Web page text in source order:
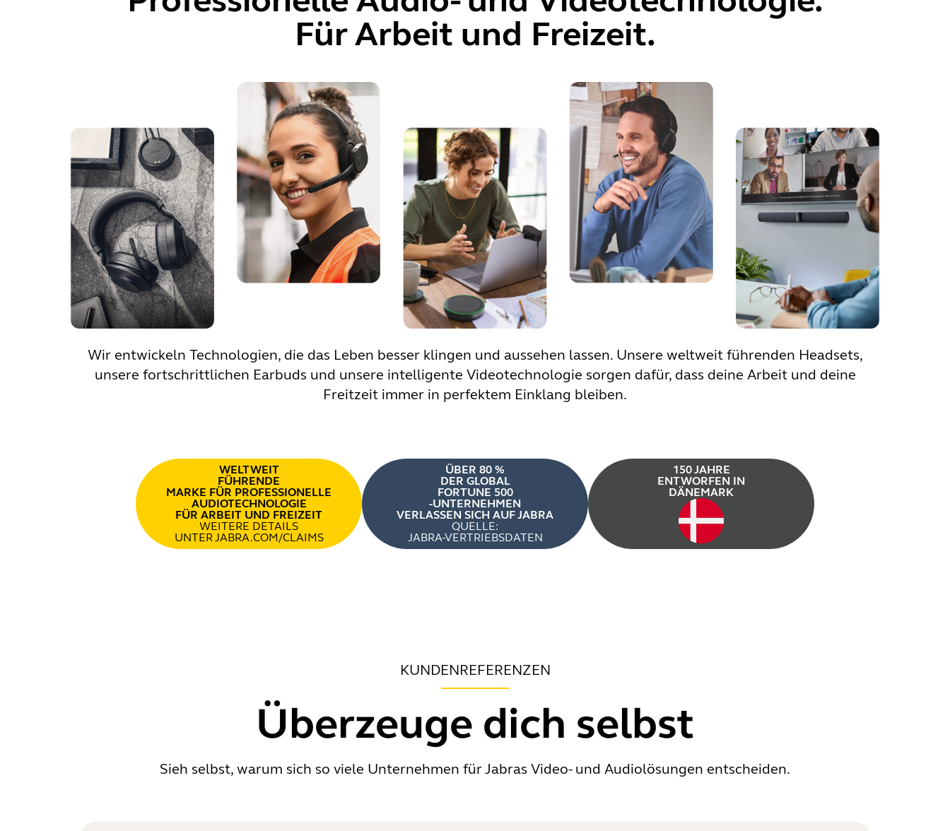
Für Arbeit und Freizeit.
Wir entwickeln Technologien, die das Leben besser klingen und aussehen lassen. Unsere weltweit führenden Headsets,
unsere fortschrittlichen Earbuds und unsere intelligente Videotechnologie sorgen dafür, dass deine Arbeit und deine
Freitzeit immer in perfektem Einklang bleiben.
WELTWEIT
FÜHRENDE
MARKE FÜR PROFESSIONELLE
AUDIOTECHNOLOGIE
FÜR ARBEIT UND FREIZEIT
WEITERE DETAILS
UNTER JABRA.COM/CLAIMS
ÜBER 80 %
DER GLOBAL
FORTUNE 500
-UNTERNEHMEN
VERLASSEN SICH AUF JABRA
QUELLE:
JABRA-VERTRIEBSDATEN
150 JAHRE
ENTWORFEN IN
DÄNEMARK
KUNDENREFERENZEN
Überzeuge dich selbst
Sieh selbst, warum sich so viele Unternehmen für Jabras Video- und Audiolösungen entscheiden.